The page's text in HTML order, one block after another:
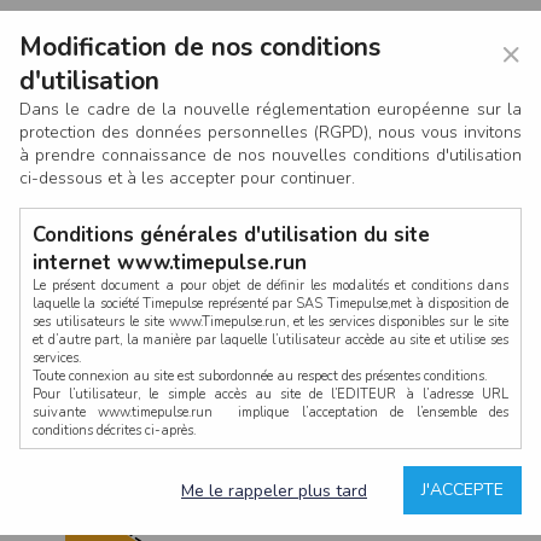
CONNEXION
×
Modification de nos conditions
d'utilisation
Dans le cadre de la nouvelle réglementation européenne sur la
protection des données personnelles (RGPD), nous vous invitons
à prendre connaissance de nos nouvelles conditions d'utilisation
ci-dessous et à les accepter pour continuer.
Conditions générales d'utilisation du site
internet www.timepulse.run
Le présent document a pour objet de définir les modalités et conditions dans
laquelle la société Timepulse représenté par SAS Timepulse,met à disposition de
ses utilisateurs le site www.Timepulse.run, et les services disponibles sur le site
et d’autre part, la manière par laquelle l’utilisateur accède au site et utilise ses
services.
Toute connexion au site est subordonnée au respect des présentes conditions.
Pour l’utilisateur, le simple accès au site de l’EDITEUR à l’adresse URL
suivante www.timepulse.run implique l’acceptation de l’ensemble des
conditions décrites ci-après.
La structure générale du site www.timepulse.run, par quelque procédé que ce
soit, sans l'autorisation préalable et par écrit de Fourcherot Mickael et/ou de ses
J'ACCEPTE
Me le rappeler plus tard